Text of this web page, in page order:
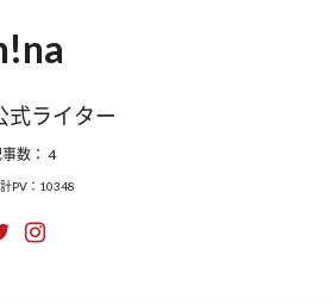
式ライター
数： 4
PV：10348